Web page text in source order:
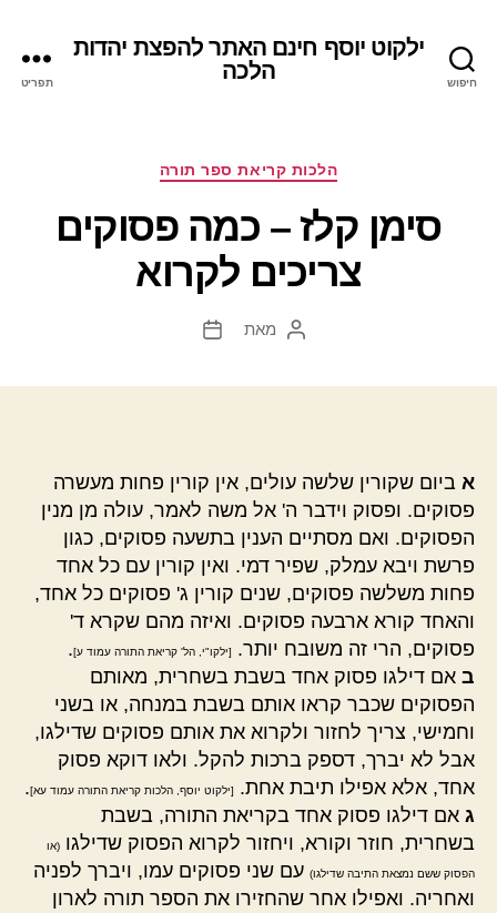
חיפוש
ילקוט יוסף חינם האתר להפצת יהדות
הלכה
תפריט
קטגוריות
הלכות קריאת ספר תורה
סימן קלז – כמה פסוקים
צריכים לקרוא
המחבר
מאת
תאריך
א ביום שקורין שלשה עולים, אין קורין פחות מעשרה
פסוקים. ופסוק וידבר ה' אל משה לאמר, עולה מן מנין
הפסוקים. ואם מסתיים הענין בתשעה פסוקים, כגון
פרשת ויבא עמלק, שפיר דמי. ואין קורין עם כל אחד
פחות משלשה פסוקים, שנים קורין ג' פסוקים כל אחד,
והאחד קורא ארבעה פסוקים. ואיזה מהם שקרא ד'
פסוקים, הרי זה משובח יותר.
[ילקו"י, הל' קריאת התורה עמוד ע].
ב אם דילגו פסוק אחד בשבת בשחרית, מאותם
הפסוקים שכבר קראו אותם בשבת במנחה, או בשני
וחמישי, צריך לחזור ולקרוא את אותם פסוקים שדילגו,
אבל לא יברך, דספק ברכות להקל. ולאו דוקא פסוק
אחד, אלא אפילו תיבת אחת.
[ילקוט יוסף, הלכות קריאת התורה עמוד עא].
ג אם דילגו פסוק אחד בקריאת התורה, בשבת
בשחרית, חוזר וקורא, ויחזור לקרוא הפסוק שדילגו (או
הפסוק ששם נמצאת התיבה שדילגו) עם שני פסוקים עמו, ויברך לפניה
ואחריה. ואפילו אחר שהחזירו את הספר תורה לארון